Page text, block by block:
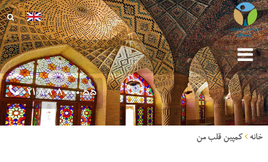
021 88 80 00 55
خانه کمپین قلب من